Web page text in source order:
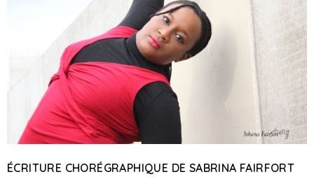
ÉCRITURE CHORÉGRAPHIQUE DE SABRINA FAIRFORT